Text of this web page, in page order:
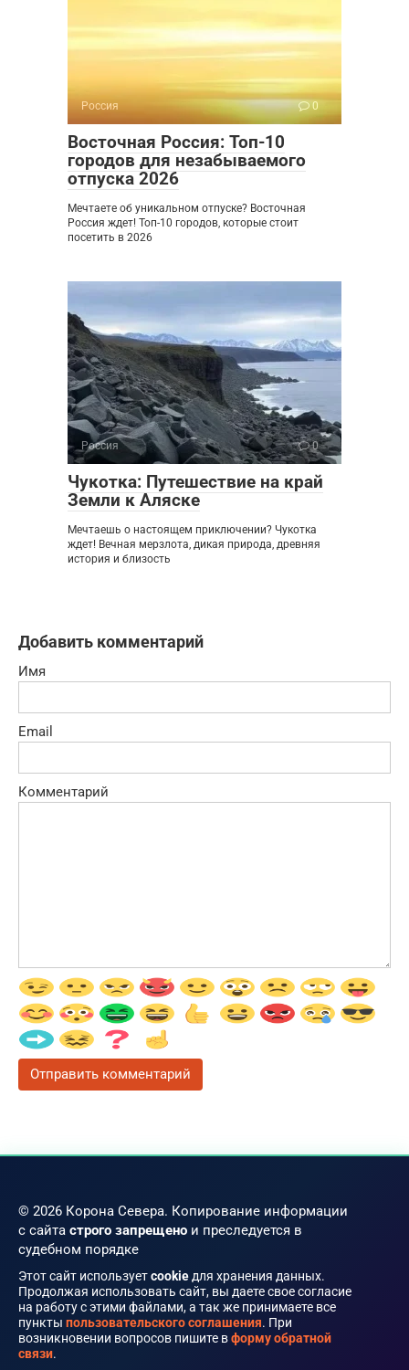
Россия 0
Восточная Россия: Топ-10
городов для незабываемого
отпуска 2026
Мечтаете об уникальном отпуске? Восточная
Россия ждет! Топ-10 городов, которые стоит
посетить в 2026
Россия 0
Чукотка: Путешествие на край
Земли к Аляске
Мечтаешь о настоящем приключении? Чукотка
ждет! Вечная мерзлота, дикая природа, древняя
история и близость
Добавить комментарий
Имя
Email
Комментарий
© 2026 Корона Севера. Копирование информации
с сайта строго запрещено и преследуется в
судебном порядке
Этот сайт используетcookie для хранения данных.
Продолжая использовать сайт, вы даете свое согласие
на работу с этими файлами, а так же принимаете все
пункты пользовательского соглашения. При
возникновении вопросов пишите вформу обратной
связи.